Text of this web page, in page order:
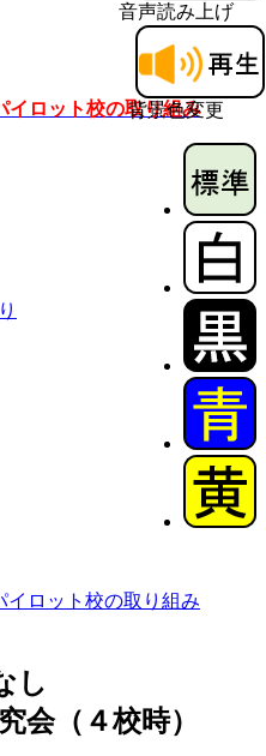
音声読み上げ
背景色変更
イロット校の取り組み
ロット校の取り組み
し
（４校時）